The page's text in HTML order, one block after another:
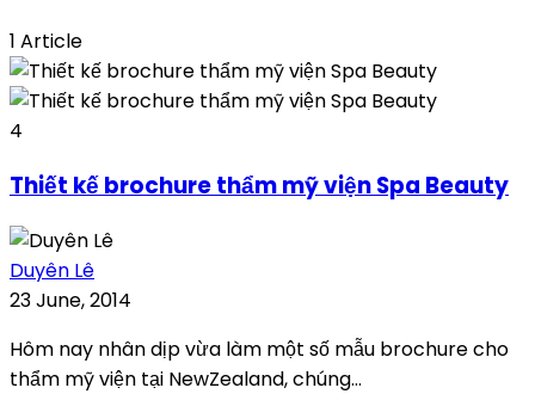
1 Article
4
Thiết kế brochure thẩm mỹ viện Spa Beauty
Duyên Lê
23 June, 2014
Hôm nay nhân dịp vừa làm một số mẫu brochure cho
thẩm mỹ viện tại NewZealand, chúng...